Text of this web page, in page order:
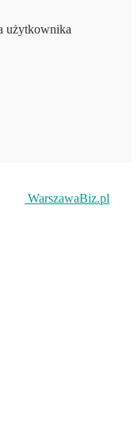
użytkownika
WarszawaBiz.pl